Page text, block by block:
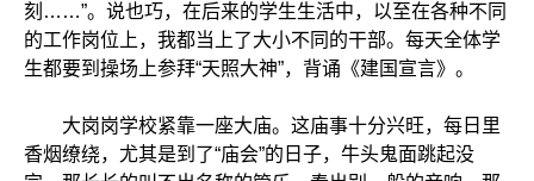
刻……”。说也巧，在后来的学生生活中，以至在各种不同
的工作岗位上，我都当上了大小不同的干部。每天全体学
生都要到操场上参拜“天照大神”，背诵《建国宣言》。
大岗岗学校紧靠一座大庙。这庙事十分兴旺，每日里
香烟缭绕，尤其是到了“庙会”的日子，牛头鬼面跳起没